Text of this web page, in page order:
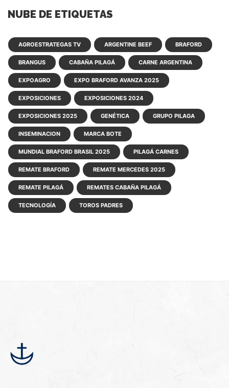
NUBE DE ETIQUETAS
AGROESTRATEGAS TV ARGENTINE BEEF BRAFORD
BRANGUS CABAÑA PILAGÁ CARNE ARGENTINA
EXPOAGRO EXPO BRAFORD AVANZA 2025
EXPOSICIONES EXPOSICIONES 2024
EXPOSICIONES 2025 GENÉTICA GRUPO PILAGA
INSEMINACION MARCA BOTE
MUNDIAL BRAFORD BRASIL 2025 PILAGÁ CARNES
REMATE BRAFORD REMATE MERCEDES 2025
REMATE PILAGÁ REMATES CABAÑA PILAGÁ
TECNOLOGÍA TOROS PADRES